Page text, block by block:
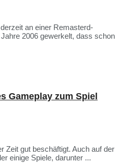
an einer Remasterd-
2006 gewerkelt, dass schon
Gameplay zum Spiel
Zeit gut beschäftigt. Auch auf der
einige Spiele, darunter ...